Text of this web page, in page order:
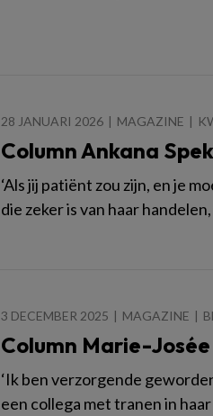
28 JANUARI 2026 MAGAZINE
Column Ankana
‘Als jij patiënt zou zijn, en je
die zeker is van haar
3 DECEMBER 2025 MAGAZINE
Column Marie-
‘Ik ben verzorgende
een collega met tranen in haar